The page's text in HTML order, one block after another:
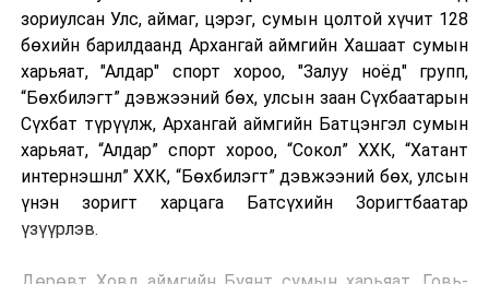
зориулсан Улс, аймаг, цэрэг, сумын цолтой хүчит 128
бөхийн барилдаанд Архангай аймгийн Хашаат сумын
харьяат, "Алдар" спорт хороо, "Залуу ноёд" групп,
“Бөхбилэгт” дэвжээний бөх, улсын заан Сүхбаатарын
Сүхбат түрүүлж, Архангай аймгийн Батцэнгэл сумын
харьяат, “Алдар” спорт хороо, “Сокол” ХХК, “Хатант
интернэшнл” ХХК, “Бөхбилэгт” дэвжээний бөх, улсын
үнэн зоригт харцага Батсүхийн Зоригтбаатар
үзүүрлэв.